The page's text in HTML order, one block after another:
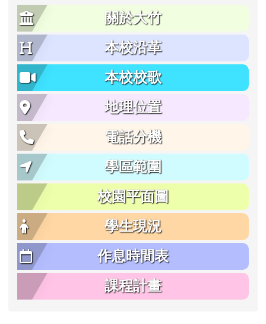
關於大竹
本校沿革
本校校歌
地理位置
電話分機
學區範圍
校園平面圖
學生現況
作息時間表
課程計畫